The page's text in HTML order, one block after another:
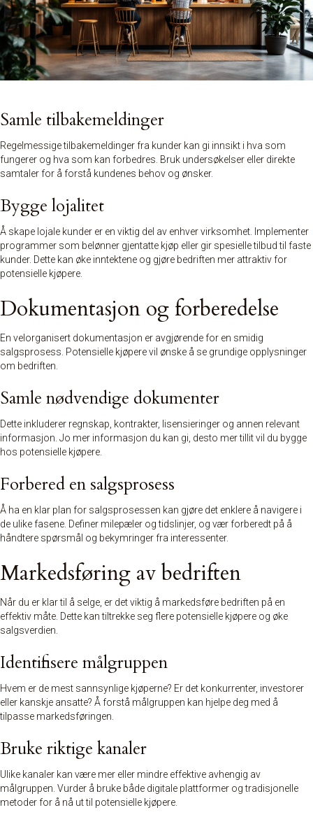
Samle tilbakemeldinger
Regelmessige tilbakemeldinger fra kunder kan gi innsikt i hva som
fungerer og hva som kan forbedres. Bruk undersøkelser eller direkte
samtaler for å forstå kundenes behov og ønsker.
Bygge lojalitet
Å skape lojale kunder er en viktig del av enhver virksomhet. Implementer
programmer som belønner gjentatte kjøp eller gir spesielle tilbud til faste
kunder. Dette kan øke inntektene og gjøre bedriften mer attraktiv for
potensielle kjøpere.
Dokumentasjon og forberedelse
En velorganisert dokumentasjon er avgjørende for en smidig
salgsprosess. Potensielle kjøpere vil ønske å se grundige opplysninger
om bedriften.
Samle nødvendige dokumenter
Dette inkluderer regnskap, kontrakter, lisensieringer og annen relevant
informasjon. Jo mer informasjon du kan gi, desto mer tillit vil du bygge
hos potensielle kjøpere.
Forbered en salgsprosess
Å ha en klar plan for salgsprosessen kan gjøre det enklere å navigere i
de ulike fasene. Definer milepæler og tidslinjer, og vær forberedt på å
håndtere spørsmål og bekymringer fra interessenter.
Markedsføring av bedriften
Når du er klar til å selge, er det viktig å markedsføre bedriften på en
effektiv måte. Dette kan tiltrekke seg flere potensielle kjøpere og øke
salgsverdien.
Identifisere målgruppen
Hvem er de mest sannsynlige kjøperne? Er det konkurrenter, investorer
eller kanskje ansatte? Å forstå målgruppen kan hjelpe deg med å
tilpasse markedsføringen.
Bruke riktige kanaler
Ulike kanaler kan være mer eller mindre effektive avhengig av
målgruppen. Vurder å bruke både digitale plattformer og tradisjonelle
metoder for å nå ut til potensielle kjøpere.